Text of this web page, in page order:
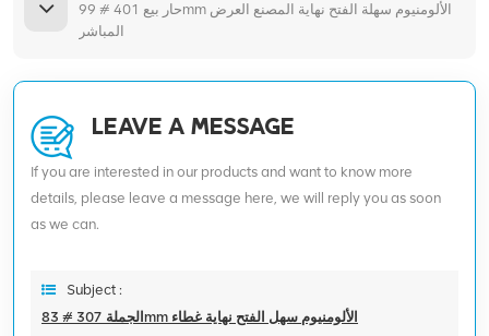
حار بيع 401 # 99mm الألومنيوم سهلة الفتح نهاية المصنع العرض
المباشر
LEAVE A MESSAGE
If you are interested in our products and want to know more
details, please leave a message here, we will reply you as soon
as we can.
Subject :
الجملة 307 # 83mm الألومنيوم سهل الفتح نهاية غطاء